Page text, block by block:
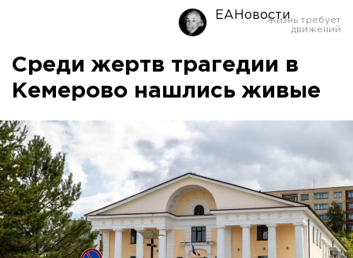
ЕАНовости
Среди жертв трагедии в
Кемерово нашлись живые